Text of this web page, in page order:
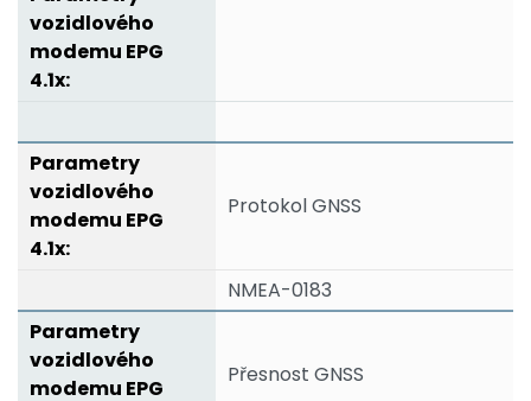
Protokol GNSS
NMEA-0183
Přesnost GNSS